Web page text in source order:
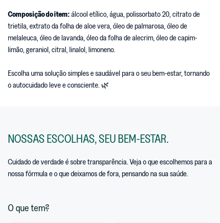
Composição do item: álcool etílico, água, polissorbato 20, citrato de
trietila, extrato da folha de aloe vera, óleo de palmarosa, óleo de
melaleuca, óleo de lavanda, óleo da folha de alecrim, óleo de capim-
limão, geraniol, citral, linalol, limoneno.
Escolha uma solução simples e saudável para o seu bem-estar, tornando
o autocuidado leve e consciente. 🌿
NOSSAS ESCOLHAS, SEU BEM-ESTAR.
Cuidado de verdade é sobre transparência. Veja o que escolhemos para a
nossa fórmula e o que deixamos de fora, pensando na sua saúde.
O que tem?